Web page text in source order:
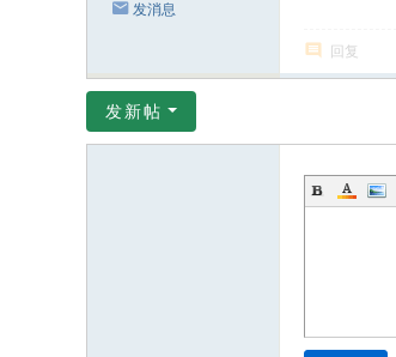
发消息
回复
发新帖